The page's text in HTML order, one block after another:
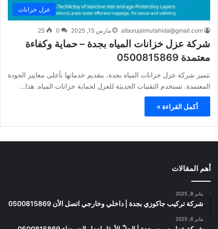
عزل خزانات
alburujalmutahida@gmail.com مارس 15, 2025 0
25
شركة عزل خزانات المياه بجدة – حماية وكفاءة
معتمدة 0500815869
تتميز شركة عزل خزانات المياه بجدة، بتقديم خدماتها بأعلى معايير الجودة
المعتمدة. تستخدم التقنيات الحديثة للعزل لحماية خزانات المياه. هذا…
أكمل القراءة »
أهم المقالات
يناير 8, 2025
شركة تركيب جاكوزي بجدة | داخلي وخارجي اتصل الأن 0500815869
يناير 6, 2025